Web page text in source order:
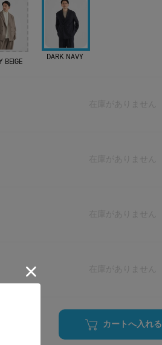
BEIGE DARK NAVY
カートへ入れる